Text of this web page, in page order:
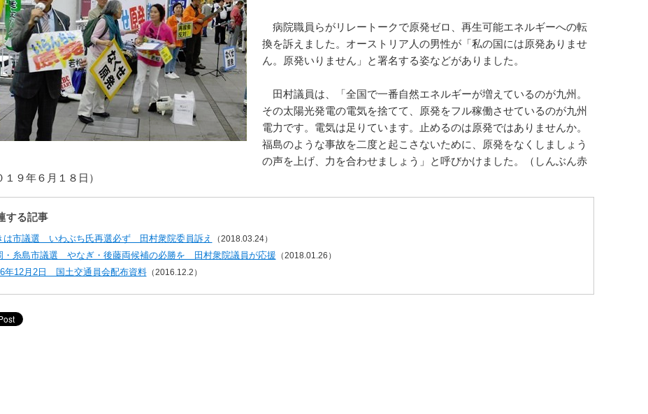
病院職員らがリレートークで原発ゼロ、再生可能エネルギーへの転
換を訴えました。オーストリア人の男性が「私の国には原発ありませ
ん。原発いりません」と署名する姿などがありました。
田村議員は、「全国で一番自然エネルギーが増えているのが九州。
その太陽光発電の電気を捨てて、原発をフル稼働させているのが九州
電力です。電気は足りています。止めるのは原発ではありませんか。
福島のような事故を二度と起こさないために、原発をなくしましょう
の声を上げ、力を合わせましょう」と呼びかけました。（しんぶん赤
１９年６月１８日）
する記事
は市議選 いわぶち氏再選必ず 田村衆院委員訴え （2018.03.24）
・糸島市議選 やなぎ・後藤両候補の必勝を 田村衆院議員が応援 （2018.01.26）
年12月2日 国土交通員会配布資料（2016.12.2）